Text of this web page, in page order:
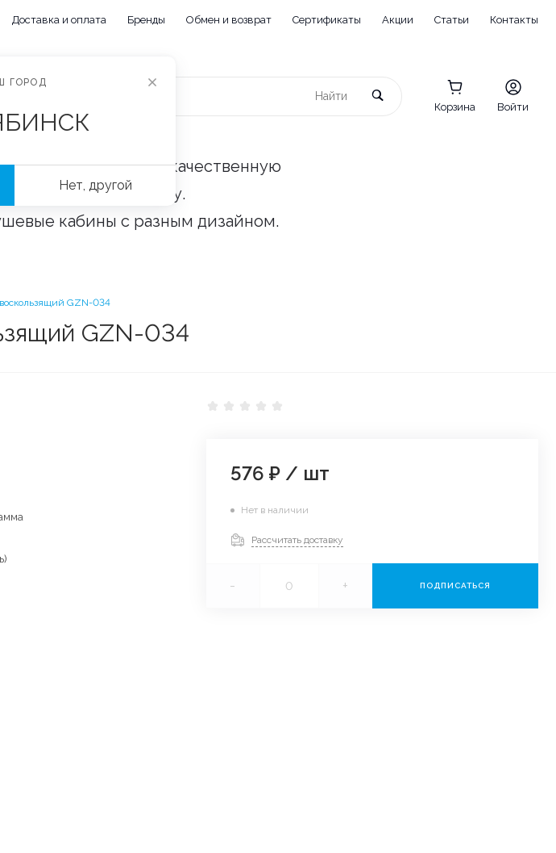
Доставка и оплата Бренды Обмен и возврат Сертификаты Акции Статьи Контакты
Корзина Войти
вы можете купить качественную
оптом и в розницу.
кабины с разным дизайном.
GZN-034
GZN-034
576 ₽ / шт
Нет в наличии
Рассчитать доставку
- + ПОДПИСАТЬСЯ
ГОРОД
Нет, другой